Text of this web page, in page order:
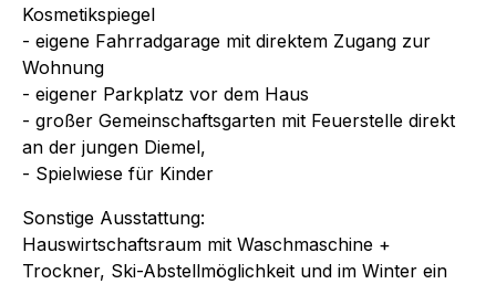
Kosmetikspiegel
- eigene Fahrradgarage mit direktem Zugang zur
Wohnung
- eigener Parkplatz vor dem Haus
- großer Gemeinschaftsgarten mit Feuerstelle direkt
an der jungen Diemel,
- Spielwiese für Kinder
Sonstige Ausstattung:
Hauswirtschaftsraum mit Waschmaschine +
Trockner, Ski-Abstellmöglichkeit und im Winter ein